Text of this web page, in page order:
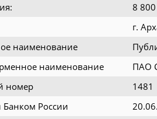
8
г.
наименование
наименование
ПАО
номер
1481
Банком России